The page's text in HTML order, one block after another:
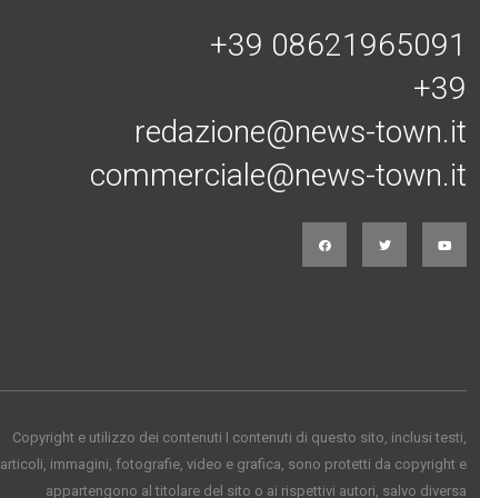
+39 08621965091
+39
redazione@news-town.it
commerciale@news-town.it
Copyright e utilizzo dei contenuti I contenuti di questo sito, inclusi testi,
articoli, immagini, fotografie, video e grafica, sono protetti da copyright e
appartengono al titolare del sito o ai rispettivi autori, salvo diversa